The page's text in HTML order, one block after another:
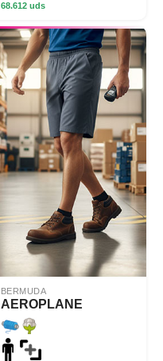
68.612 uds
BERMUDA
AEROPLANE